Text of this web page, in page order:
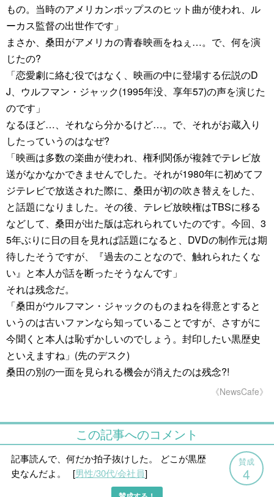
もの。当時のアメリカンポップスのヒット曲が使われ、ル
ーカス監督の出世作です」
まさか、桑田がアメリカの青春映画をねぇ…。で、何を演
じたの?
「恋愛劇に絡む役ではなく、映画の中に登場する伝説のD
J、ウルフマン・ジャック(1995年没、享年57)の声を演じた
のです」
なるほど…、それなら分かるけど…。で、それがお蔵入り
したっていうのはなぜ?
「映画は多数の楽曲が使われ、権利関係が複雑でテレビ放
送がなかなかできませんでした。それが1980年に初めてフ
ジテレビで放送された際に、桑田が初の吹き替えをした、
と話題になりました。その後、テレビ放映権はTBSに移る
などして、桑田が出た版は忘れられていたのです。今回、3
5年ぶりに日の目を見れば話題になると、DVDの制作元は期
待したそうですが、『過去のことなので、触れられたくな
い』と本人が話を断ったそうなんです」
それは残念だ。
「桑田がウルフマン・ジャックのものまねを得意とすると
いうのは古いファンなら知っていることですが、さすがに
今聞くと本人は恥ずかしいのでしょう。封印したい黒歴史
といえますね」(先のデスク)
桑田の別の一面を見られる機会が消えたのは残念?!
《NewsCafe》